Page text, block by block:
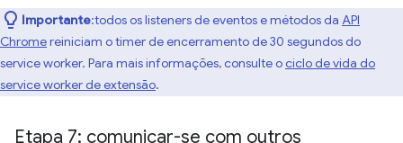
Importante:todos os listeners de eventos e métodos da API
Chromereiniciam o timer de encerramento de 30 segundos do
service worker. Para mais informações, consulte ociclo de vida do
service worker de extensão.
Etapa 7: comunicar-se com outros